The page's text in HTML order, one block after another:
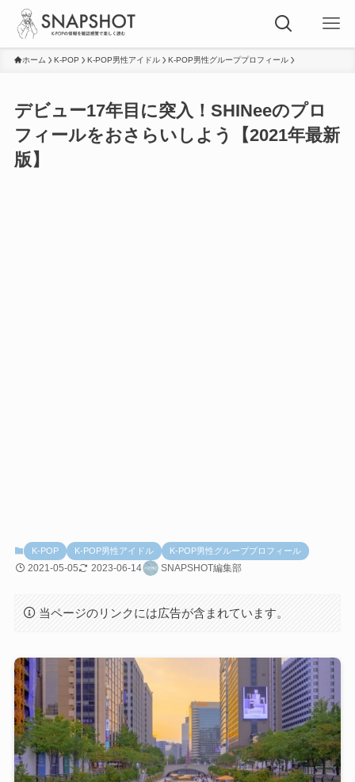
ホーム K-POP K-POP男性アイドル K-POP男性グループプロフィール
デビュー17年目に突入！SHINeeのプロ
フィールをおさらいしよう【2021年最新
版】
K-POP K-POP男性アイドル K-POP男性グループプロフィール
2021-05-05 2023-06-14 SNAPSHOT編集部
当ページのリンクには広告が含まれています。